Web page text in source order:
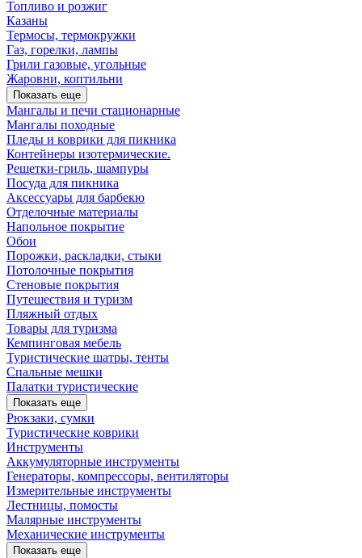
Топливо и розжиг
Казаны
Термосы, термокружки
Газ, горелки, лампы
Грили газовые, угольные
Жаровни, коптильни
Показать еще
Мангалы и печи стационарные
Мангалы походные
Пледы и коврики для пикника
Контейнеры изотермические.
Решетки-гриль, шампуры
Посуда для пикника
Аксессуары для барбекю
Отделочные материалы
Напольное покрытие
Обои
Порожки, раскладки, стыки
Потолочные покрытия
Стеновые покрытия
Путешествия и туризм
Пляжный отдых
Товары для туризма
Кемпинговая мебель
Туристические шатры, тенты
Спальные мешки
Палатки туристические
Показать еще
Рюкзаки, сумки
Туристические коврики
Инструменты
Аккумуляторные инструменты
Генераторы, компрессоры, вентиляторы
Измерительные инструменты
Лестницы, помосты
Малярные инструменты
Механические инструменты
Показать еще